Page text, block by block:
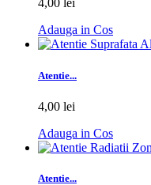
4,00 lei
Adauga in Cos
Atentie...
4,00 lei
Adauga in Cos
Atentie...